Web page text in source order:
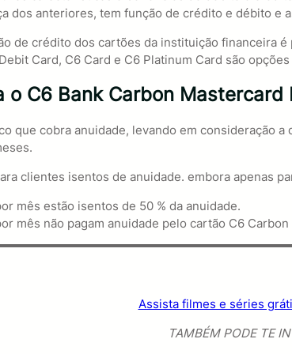
dos anteriores, tem função de crédito e débito e
de crédito dos cartões da instituição financeira
Card, C6 Card e C6 Platinum Card são
C6 Bank Carbon Mastercard
que cobra anuidade, levando em consideração
clientes isentos de anuidade. embora apenas
mês estão isentos de 50 % da anuidade.
mês não pagam anuidade pelo cartão C6
Assista filmes e séries
TAMBÉM PODE TE